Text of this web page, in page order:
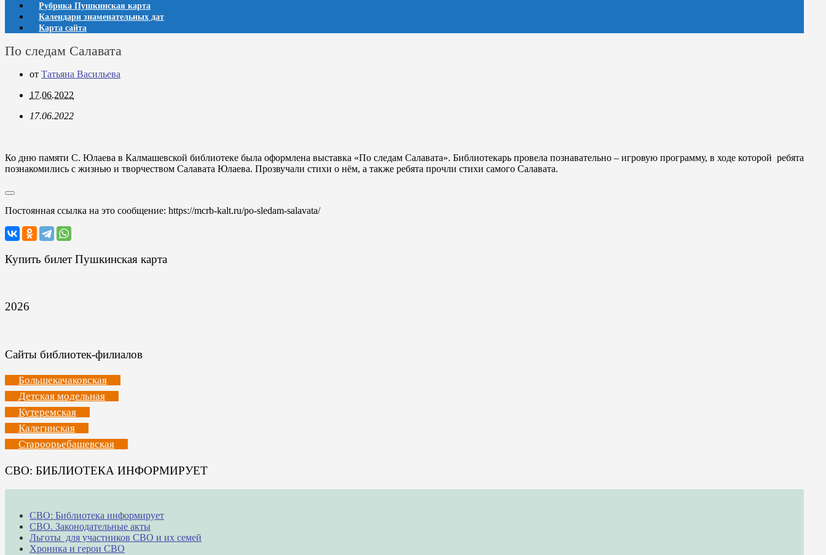
Рубрика Пушкинская карта
Календари знаменательных дат
Карта сайта
По следам Салавата
от Татьяна Васильева
17.06.2022
17.06.2022
Ко дню памяти С. Юлаева в Калмашевской библиотеке была оформлена выставка «По следам Салавата». Библиотекарь провела познавательно – игровую программу, в ходе которой ребята
познакомились с жизнью и творчеством Салавата Юлаева. Прозвучали стихи о нём, а также ребята прочли стихи самого Салавата.
Постоянная ссылка на это сообщение: https://mcrb-kalt.ru/po-sledam-salavata/
Купить билет Пушкинская карта
2026
Сайты библиотек-филиалов
Большекачаковская
Детская модельная
Кутеремская
Калегинская
Староорьебашевская
СВО: БИБЛИОТЕКА ИНФОРМИРУЕТ
СВО: Библиотека информирует
СВО. Законодательные акты
Льготы для участников СВО и их семей
Хроника и герои СВО